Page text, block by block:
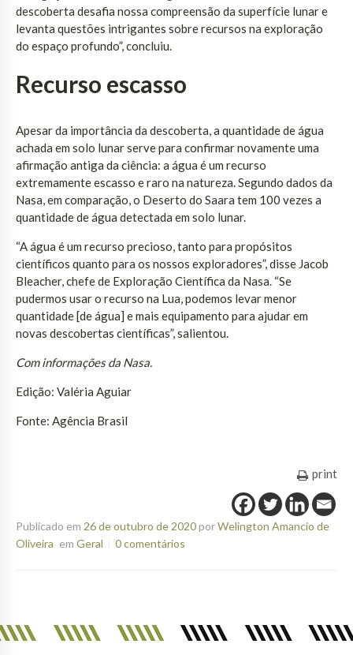
descoberta desafia nossa compreensão da superfície lunar e
levanta questões intrigantes sobre recursos na exploração
do espaço profundo”, concluiu.
Recurso escasso
Apesar da importância da descoberta, a quantidade de água
achada em solo lunar serve para confirmar novamente uma
afirmação antiga da ciência: a água é um recurso
extremamente escasso e raro na natureza. Segundo dados da
Nasa, em comparação, o Deserto do Saara tem 100 vezes a
quantidade de água detectada em solo lunar.
“A água é um recurso precioso, tanto para propósitos
científicos quanto para os nossos exploradores”, disse Jacob
Bleacher, chefe de Exploração Científica da Nasa. “Se
pudermos usar o recurso na Lua, podemos levar menor
quantidade [de água] e mais equipamento para ajudar em
novas descobertas científicas”, salientou.
Com informações da Nasa.
Edição: Valéria Aguiar
Fonte: Agência Brasil
print
Publicado em 26 de outubro de 2020porWelington Amancio de
Oliveira em Geral 0 comentários